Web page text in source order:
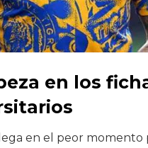
en los
en el peor momento